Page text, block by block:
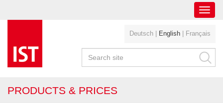
Deutsch English Français
PRODUCTS & PRICES